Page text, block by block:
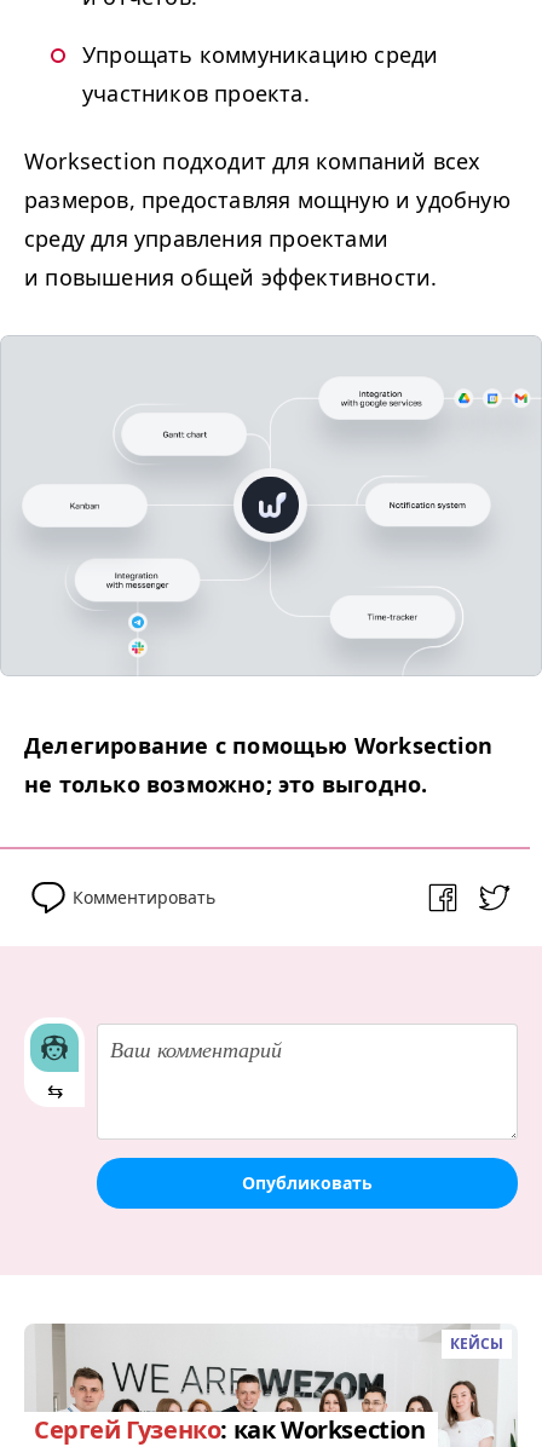
Упрощать коммуникацию среди
участников проекта.
Work­sec­tion подходит для компаний всех
размеров, предоставляя мощную и удобную
среду для управления проектами
и повышения общей эффективности.
Делегирование с помощью Work­sec­tion
не только возможно; это выгодно.
Комментировать
⇆
Опубликовать
КЕЙСЫ
Сергей Гузенко: как Worksection